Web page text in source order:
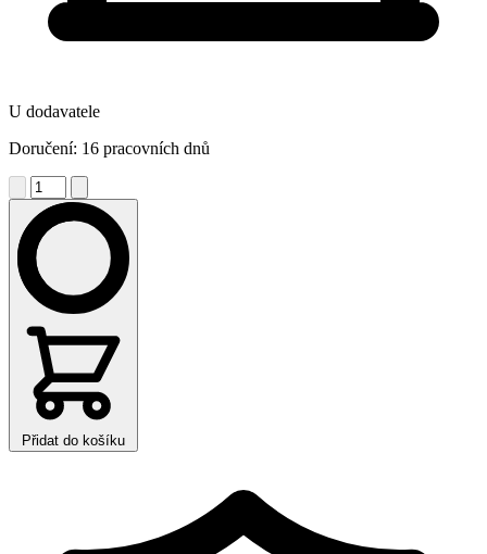
U dodavatele
Doručení: 16 pracovních dnů
Přidat do košíku